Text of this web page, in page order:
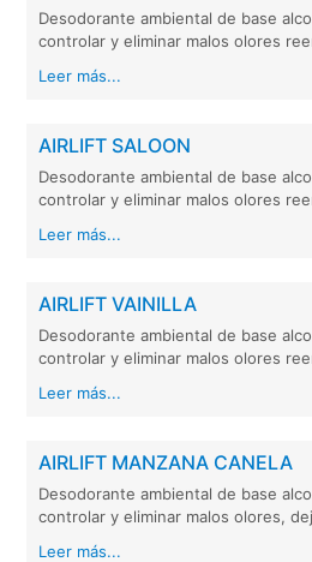
Desodorante ambiental de base
controlar y eliminar malos olores
Leer más...
AIRLIFT SALOON
Desodorante ambiental de base
controlar y eliminar malos olores
Leer más...
AIRLIFT VAINILLA
Desodorante ambiental de base
controlar y eliminar malos olores
Leer más...
AIRLIFT MANZANA CANELA
Desodorante ambiental de base
controlar y eliminar malos olores,
Leer más...